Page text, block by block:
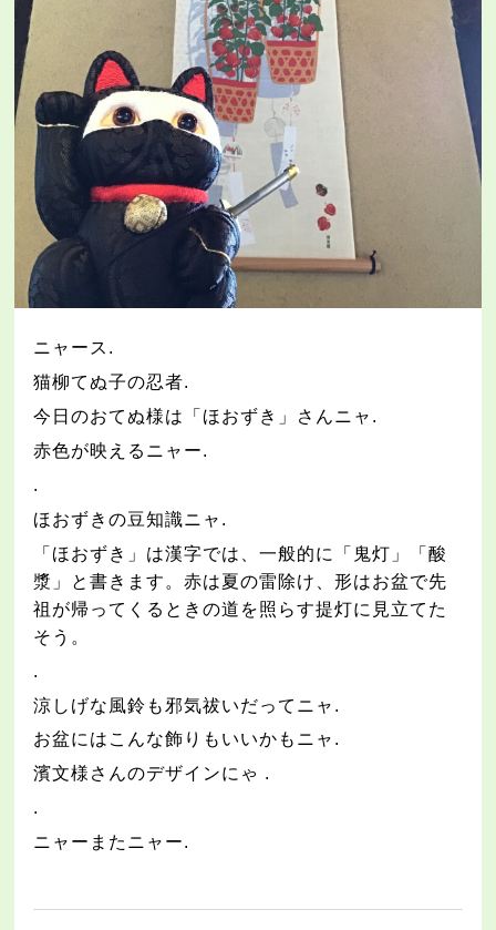
ニャース .
猫柳てぬ子の忍者.
今日のおてぬ様は「ほおずき」さんニャ .
赤色が映えるニャー.
.
ほおずきの豆知識ニャ .
「ほおずき」は漢字では、一般的に「鬼灯」「酸
漿」と書きます。赤は夏の雷除け、形はお盆で先
祖が帰ってくるときの道を照らす提灯に見立てた
そう。
.
涼しげな風鈴も邪気祓いだってニャ .
お盆にはこんな飾りもいいかもニャ .
濱文様さんのデザインにゃ .
.
ニャーまたニャー.